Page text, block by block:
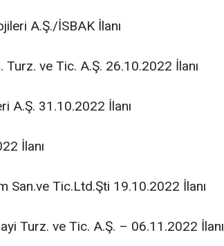
A.Ş./İSBAK İlanı
Turz. ve Tic. A.Ş. 26.10.2022 İlanı
A.Ş. 31.10.2022 İlanı
İlanı
San.ve Tic.Ltd.Şti 19.10.2022 İlanı
Turz. ve Tic. A.Ş. – 06.11.2022 İlanı